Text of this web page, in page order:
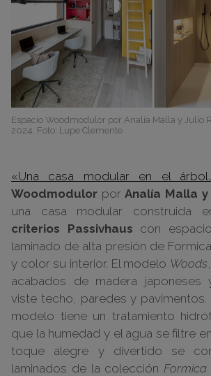
Espacio Woodmodulor por Analía Malla y Julio
2024. Foto: Lupe Clemente
«Una casa modular en el
Woodmodulor porAnalía Malla
una casa modular construida
criterios Passivhaus con
laminado de alta presión de
y color su interior. El modelo Woods
acabados de madera japoneses
viste techo, paredes y pavimentos.
modelo tiene un tratamiento
que la humedad y el agua se filtre
toque alegre y divertido se
laminados de la colección Formica